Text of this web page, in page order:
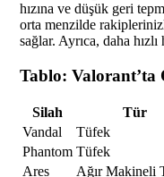
hızına ve düşük geri
orta menzilde
sağlar. Ayrıca, daha
Tablo: Valorant’ta
Silah Tür
Vandal
Tüfek
Phantom Tüfek
Ares
Ağır Makineli